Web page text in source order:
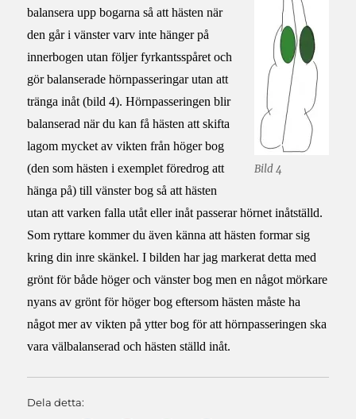
Bild 4
balansera upp bogarna så att hästen när
den går i vänster varv inte hänger på
innerbogen utan följer fyrkantsspåret och
gör balanserade hörnpasseringar utan att
tränga inåt (bild 4). Hörnpasseringen blir
balanserad när du kan få hästen att skifta
lagom mycket av vikten från höger bog
(den som hästen i exemplet föredrog att
hänga på) till vänster bog så att hästen
utan att varken falla utåt eller inåt passerar hörnet inåtställd.
Som ryttare kommer du även känna att hästen formar sig
kring din inre skänkel. I bilden har jag markerat detta med
grönt för både höger och vänster bog men en något mörkare
nyans av grönt för höger bog eftersom hästen måste ha
något mer av vikten på ytter bog för att hörnpasseringen ska
vara välbalanserad och hästen ställd inåt.
Dela detta: